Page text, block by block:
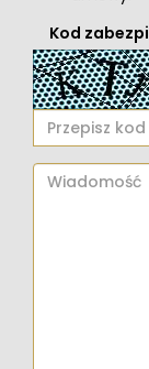
Kod